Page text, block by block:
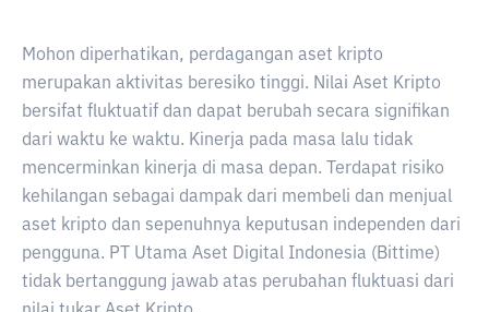
Mohon diperhatikan, perdagangan aset kripto
merupakan aktivitas beresiko tinggi. Nilai Aset Kripto
bersifat fluktuatif dan dapat berubah secara signifikan
dari waktu ke waktu. Kinerja pada masa lalu tidak
mencerminkan kinerja di masa depan. Terdapat risiko
kehilangan sebagai dampak dari membeli dan menjual
aset kripto dan sepenuhnya keputusan independen dari
pengguna. PT Utama Aset Digital Indonesia (Bittime)
tidak bertanggung jawab atas perubahan fluktuasi dari